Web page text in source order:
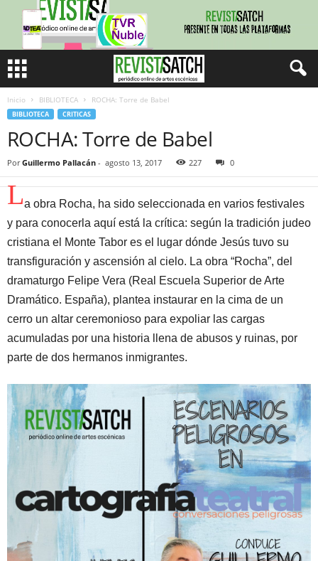
Inicio BIBLIOTECA ROCHA: Torre de Babel
BIBLIOTECA CRITICAS
ROCHA: Torre de Babel
Por Guillermo Pallacán - agosto 13, 2017 227 0
La obra Rocha, ha sido seleccionada en varios festivales
y para conocerla aquí está la crítica: según la tradición judeo
cristiana el Monte Tabor es el lugar dónde Jesús tuvo su
transfiguración y ascensión al cielo. La obra “Rocha”, del
dramaturgo Felipe Vera (Real Escuela Superior de Arte
Dramático. España), plantea instaurar en la cima de un
cerro un altar ceremonioso para expoliar las cargas
acumuladas por una historia llena de abusos y ruinas, por
parte de dos hermanos inmigrantes.